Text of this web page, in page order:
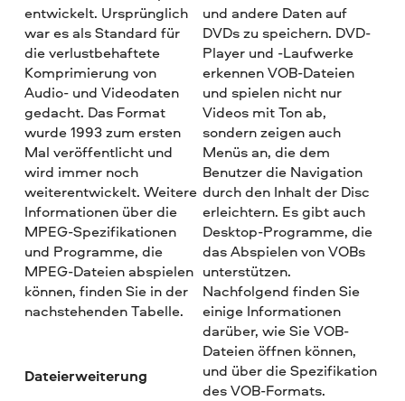
entwickelt. Ursprünglich
war es als Standard für
die verlustbehaftete
Komprimierung von
Audio- und Videodaten
gedacht. Das Format
wurde 1993 zum ersten
Mal veröffentlicht und
wird immer noch
weiterentwickelt. Weitere
Informationen über die
MPEG-Spezifikationen
und Programme, die
MPEG-Dateien abspielen
können, finden Sie in der
nachstehenden Tabelle.
Dateierweiterung
und andere Daten auf
DVDs zu speichern. DVD-
Player und -Laufwerke
erkennen VOB-Dateien
und spielen nicht nur
Videos mit Ton ab,
sondern zeigen auch
Menüs an, die dem
Benutzer die Navigation
durch den Inhalt der Disc
erleichtern. Es gibt auch
Desktop-Programme, die
das Abspielen von VOBs
unterstützen.
Nachfolgend finden Sie
einige Informationen
darüber, wie Sie VOB-
Dateien öffnen können,
und über die Spezifikation
des VOB-Formats.